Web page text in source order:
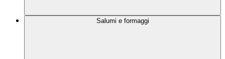
Salumi e formaggi